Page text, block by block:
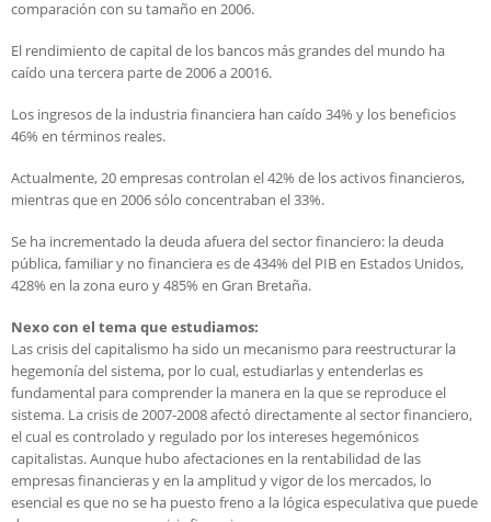
comparación con su tamaño en 2006.
El rendimiento de capital de los bancos más grandes del mundo ha
caído una tercera parte de 2006 a 20016.
Los ingresos de la industria financiera han caído 34% y los beneficios
46% en términos reales.
Actualmente, 20 empresas controlan el 42% de los activos financieros,
mientras que en 2006 sólo concentraban el 33%.
Se ha incrementado la deuda afuera del sector financiero: la deuda
pública, familiar y no financiera es de 434% del PIB en Estados Unidos,
428% en la zona euro y 485% en Gran Bretaña.
Nexo con el tema que estudiamos:
Las crisis del capitalismo ha sido un mecanismo para reestructurar la
hegemonía del sistema, por lo cual, estudiarlas y entenderlas es
fundamental para comprender la manera en la que se reproduce el
sistema. La crisis de 2007-2008 afectó directamente al sector financiero,
el cual es controlado y regulado por los intereses hegemónicos
capitalistas. Aunque hubo afectaciones en la rentabilidad de las
empresas financieras y en la amplitud y vigor de los mercados, lo
esencial es que no se ha puesto freno a la lógica especulativa que puede